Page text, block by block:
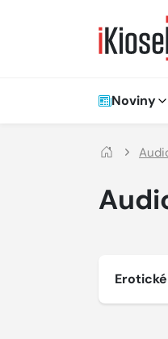
Hlavní Noviny
Erotické